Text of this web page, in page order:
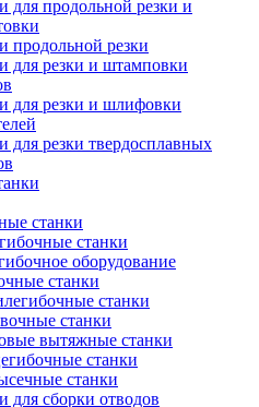
для продольной резки и
продольной резки
для резки и штамповки
для резки и шлифовки
для резки твердосплавных
станки
станки
оборудование
станки
станки
станки
вытяжные станки
станки
станки
для сборки отводов